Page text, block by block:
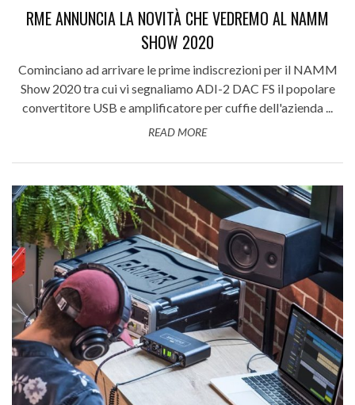
RME ANNUNCIA LA NOVITÀ CHE VEDREMO AL NAMM
SHOW 2020
Cominciano ad arrivare le prime indiscrezioni per il NAMM
Show 2020 tra cui vi segnaliamo ADI-2 DAC FS il popolare
convertitore USB e amplificatore per cuffie dell'azienda ...
READ MORE